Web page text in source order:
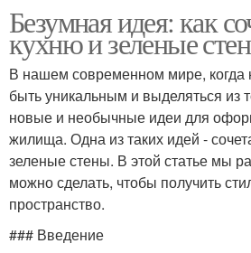
Безумная идея: как
кухню и зеленые
В нашем современном мире, когда
быть уникальным и выделяться из
новые и необычные идеи для
жилища. Одна из таких идей -
зеленые стены. В этой статье мы
можно сделать, чтобы получить
пространство.
### Введение